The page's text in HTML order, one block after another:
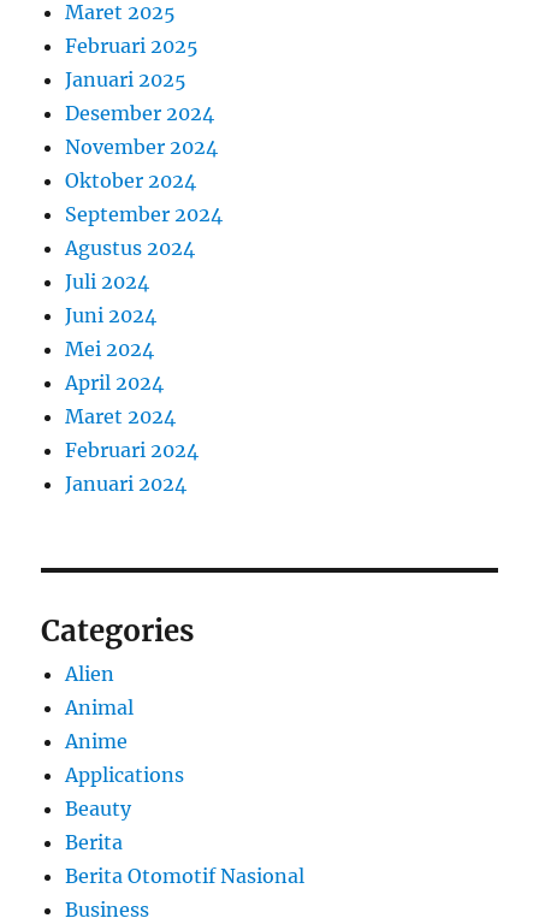
Maret 2025
Februari 2025
Januari 2025
Desember 2024
November 2024
Oktober 2024
September 2024
Agustus 2024
Juli 2024
Juni 2024
Mei 2024
April 2024
Maret 2024
Februari 2024
Januari 2024
Categories
Alien
Animal
Anime
Applications
Beauty
Berita
Berita Otomotif Nasional
Business